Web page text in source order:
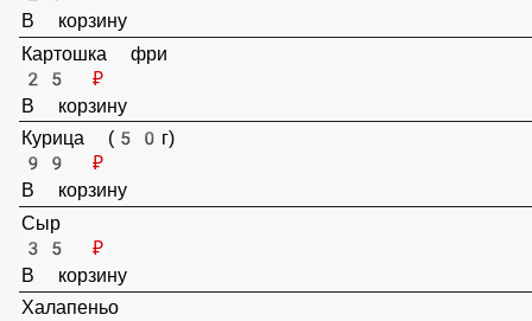
Картофель по-деревенски
25 ₽
В корзину
Картошка фри
25 ₽
В корзину
Курица (50г)
99 ₽
В корзину